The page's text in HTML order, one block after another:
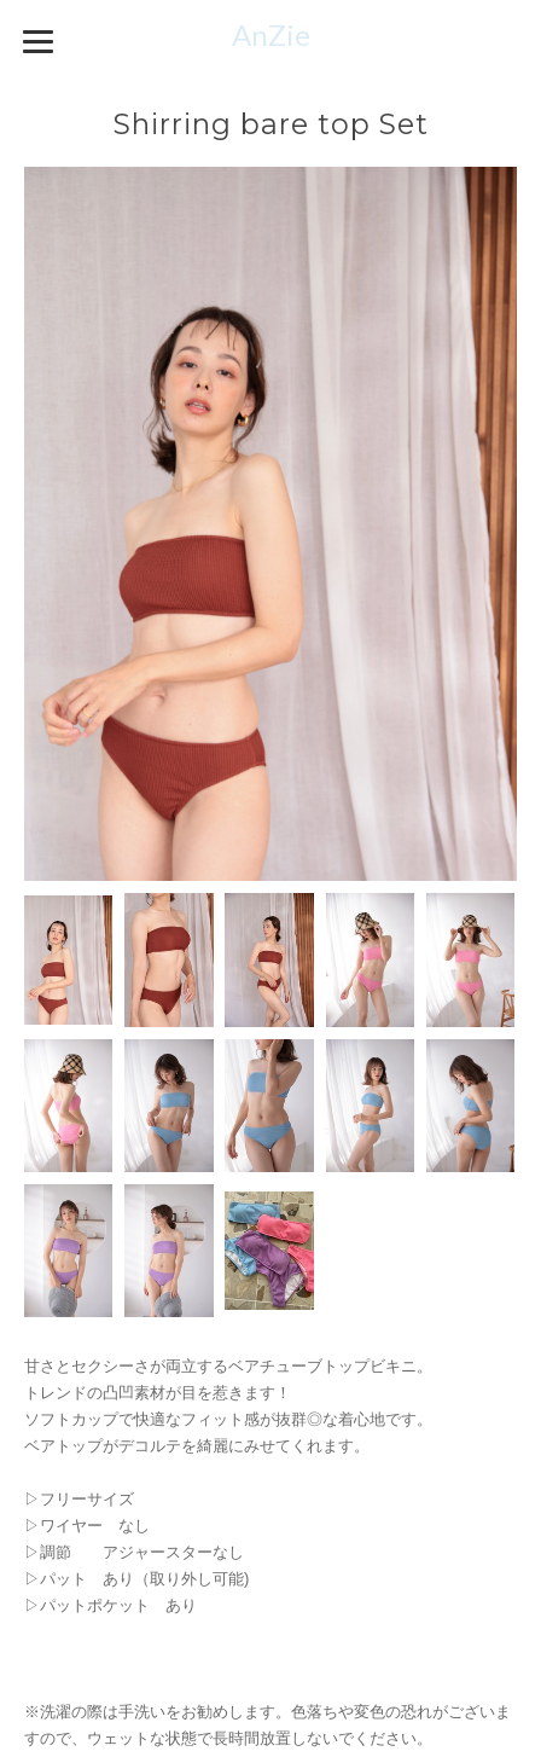
AnZie
Shirring bare top Set
甘さとセクシーさが両立するベアチューブトップビキニ。
トレンドの凸凹素材が目を惹きます！
ソフトカップで快適なフィット感が抜群◎な着心地です。
ベアトップがデコルテを綺麗にみせてくれます。
▷フリーサイズ
▷ワイヤー なし
▷調節 アジャースターなし
▷パット あり（取り外し可能)
▷パットポケット あり
※洗濯の際は手洗いをお勧めします。色落ちや変色の恐れがございま
すので、ウェットな状態で長時間放置しないでください。